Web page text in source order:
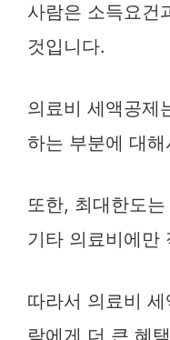
사람은 소득요건
것입니다.
의료비 세액공제
하는 부분에 대
또한, 최대한도
기타 의료비에만
따라서 의료비